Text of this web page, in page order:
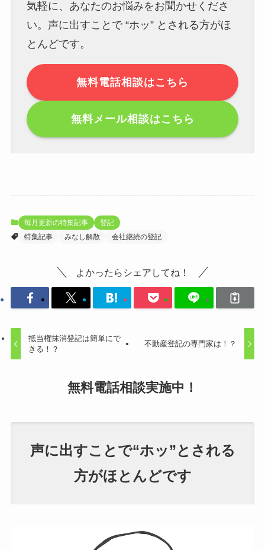
気軽に、あなたのお悩みをお聞かせくださ
い。声に出すことで “ホッ” とされる方がほ
とんどです。
無料電話相談はこちら
無料メール相談はこちら
毎月更新の特集記事
登記
特集記事
みなし解散 会社継続の登記
よかったらシェアしてね！
抵当権抹消登記は簡単にで
きる！？
不動産登記の専門家は！？
無料電話相談実施中！
声に出すことで“ホッ”とされる
方がほとんどです